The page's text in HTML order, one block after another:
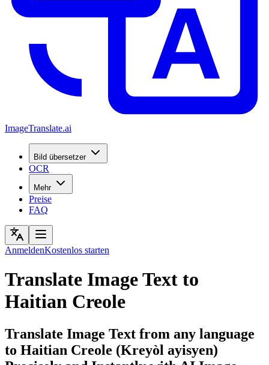
ImageTranslate.ai
Bild übersetzer
OCR
Mehr
Preise
FAQ
AnmeldenKostenlos starten
Translate Image Text to
Haitian Creole
Translate Image Text from any language
to Haitian Creole (Kreyòl ayisyen)